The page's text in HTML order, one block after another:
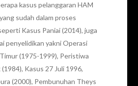
kasus pelanggaran HAM
sudah dalam proses
Kasus Paniai (2014), juga
penyelidikan yakni Operasi
(1975-1999), Peristiwa
Kasus 27 Juli 1996,
(2000), Pembunuhan Theys